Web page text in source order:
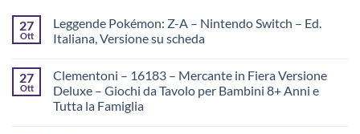
27
Ott
Leggende Pokémon: Z-A – Nintendo Switch – Ed.
Italiana, Versione su scheda
27
Ott
Clementoni – 16183 – Mercante in Fiera Versione
Deluxe – Giochi da Tavolo per Bambini 8+ Anni e
Tutta la Famiglia